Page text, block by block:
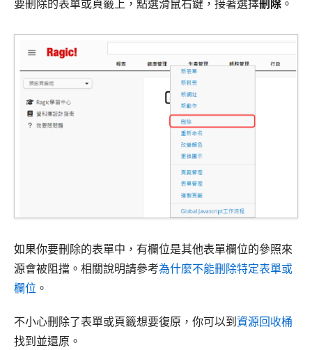
要刪除的表單或頁籤上，點選滑鼠右鍵，接著選擇刪除 。
如果你要刪除的表單中，有欄位是其他表單欄位的參照來
源會被阻擋。相關說明請參考為什麼不能刪除特定表單或
欄位 。
不小心刪除了表單或頁籤想要復原，你可以到資源回收桶
找到並還原。